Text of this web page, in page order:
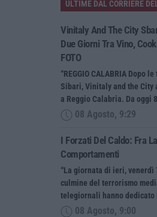
ULTIME DAL CORRIERE
Vinitaly And The City
Due Giorni Tra Vino,
FOTO
“REGGIO CALABRIA Dopo
Sibari, Vinitaly and the
a Reggio Calabria. Da oggi
08 Agosto, 9:29
I Forzati Del Caldo: Fra
Comportamenti
“La giornata di ieri, venerdì
culmine del terrorismo
telegiornali hanno
08 Agosto, 9:00